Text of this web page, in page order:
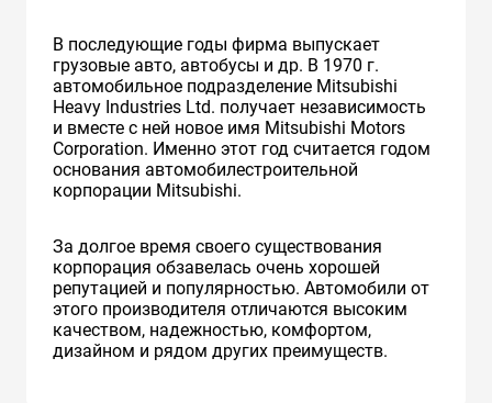
В последующие годы фирма выпускает
грузовые авто, автобусы и др. В 1970 г.
автомобильное подразделение Mitsubishi
Heavy Industries Ltd. получает независимость
и вместе с ней новое имя Mitsubishi Motors
Corporation. Именно этот год считается годом
основания автомобилестроительной
корпорации Mitsubishi.
За долгое время своего существования
корпорация обзавелась очень хорошей
репутацией и популярностью. Автомобили от
этого производителя отличаются высоким
качеством, надежностью, комфортом,
дизайном и рядом других преимуществ.